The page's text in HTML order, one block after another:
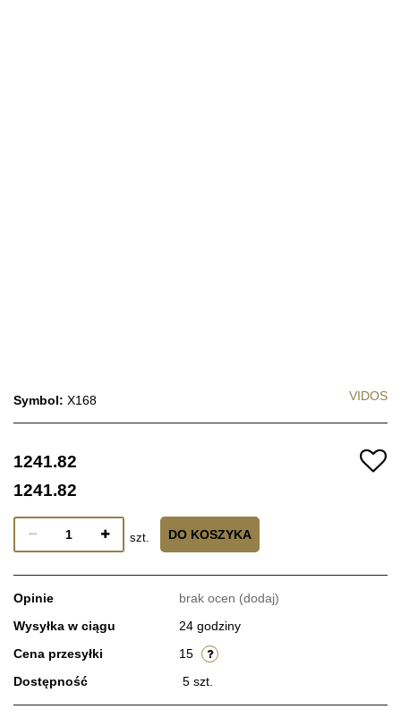
Symbol: X168 VIDOS
1241.82
1241.82
szt. DO KOSZYKA
Opinie brak ocen (dodaj)
Wysyłka w ciągu
24 godziny
Cena przesyłki
15
Dostępność
5 szt.